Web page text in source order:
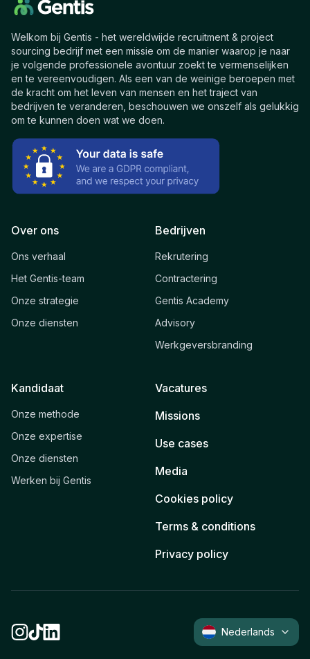
Welkom bij Gentis - het wereldwijde recruitment & project
sourcing bedrijf met een missie om de manier waarop je naar
je volgende professionele avontuur zoekt te vermenselijken
en te vereenvoudigen. Als een van de weinige beroepen met
de kracht om het leven van mensen en het traject van
bedrijven te veranderen, beschouwen we onszelf als gelukkig
om te kunnen doen wat we doen.
Over ons
Ons verhaal
Het Gentis-team
Onze strategie
Onze diensten
Bedrijven
Rekrutering
Contractering
Gentis Academy
Advisory
Werkgeversbranding
Kandidaat
Onze methode
Onze expertise
Onze diensten
Werken bij Gentis
Vacatures
Missions
Use cases
Media
Cookies policy
Terms & conditions
Privacy policy
Nederlands